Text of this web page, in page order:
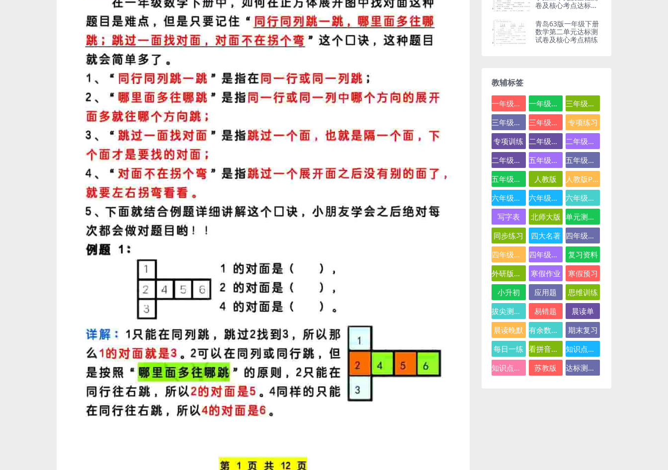
卷及核心考点达标测
青岛63版一年级下册
数学第二单元达标测
试卷及核心考点精练
教辅标签
一年级数学 一年级语文
三年级数学
三年级英语
三年级语文
专项练习
专项训练
二年级下册数学
二年级数学
二年级语文
五年级数学
五年级英语
五年级语文
人教版
人教版PEP
六年级数学
六年级英语
六年级语文
写字表
北师大版
单元测试卷
同步练习
四大名著
四年级下册语文
四年级数学
四年级语文
复习资料
外研版三起点
寒假作业
寒假预习
小升初
应用题
思维训练
拔尖测试卷
易错题
晨读单
晨读晚默
有余数的除法
期末复习
每日一练
看拼音写词语
知识点总结
知识点汇总
苏教版 达标测试卷